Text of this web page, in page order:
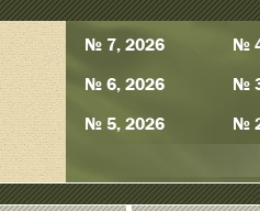
№ 7, 2026
№ 6, 2026
№ 5, 2026
№
№
№